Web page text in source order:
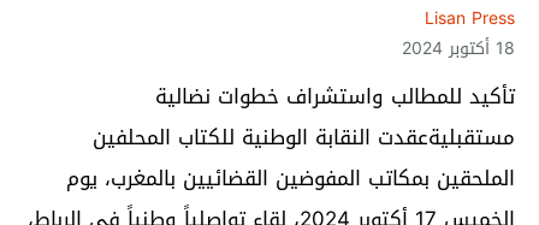
Lisan Press
18 أكتوبر 2024
تأكيد للمطالب واستشراف خطوات نضالية
مستقبليةعقدت النقابة الوطنية للكتاب المحلفين
الملحقين بمكاتب المفوضين القضائيين بالمغرب، يوم